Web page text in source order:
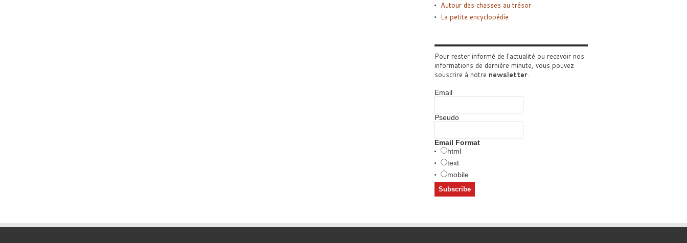
Autour des chasses au trésor
La petite encyclopédie
Pour rester informé de l'actualité ou recevoir nos
informations de dernière minute, vous pouvez
souscrire à notre newsletter.
Email
Pseudo
Email Format
html
text
mobile